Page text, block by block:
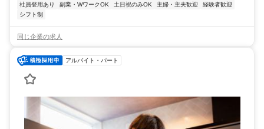
社員登用あり 副業・WワークOK 土日祝のみOK 主婦・主夫歓迎
経験者歓迎
シフト制
同じ企業の求人
アルバイト・パート